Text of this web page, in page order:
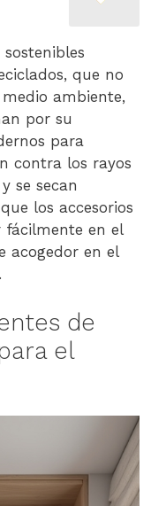
que no
ambiente,
por su
para
contra los rayos
se secan
los accesorios
fácilmente en el
acogedor en el
de
el